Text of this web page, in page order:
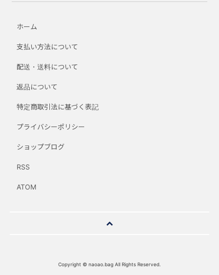
ホーム
支払い方法について
配送・送料について
返品について
特定商取引法に基づく表記
プライバシーポリシー
ショップブログ
RSS
ATOM
Copyright © naoao.bag All Rights Reserved.